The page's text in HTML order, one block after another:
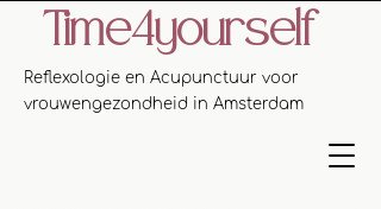
Reflexologie en Acupunctuur voor
vrouwengezondheid in Amsterdam
Time4yourself